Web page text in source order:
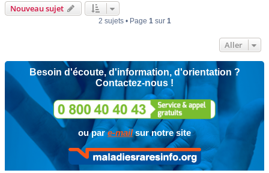
Nouveau sujet
2 sujets • Page 1sur 1
Aller
Besoin d'écoute, d'information, d'orientation ?
Contactez-nous !
ou pare-mailsur notre site